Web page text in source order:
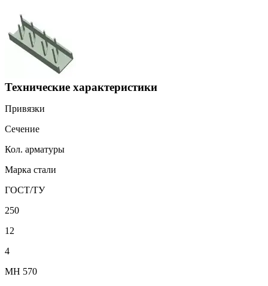
Технические характеристики
Привязки
Сечение
Кол. арматуры
Марка стали
ГОСТ/ТУ
250
12
4
МН 570